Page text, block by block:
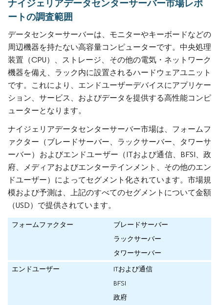
ナイジェリアデータセンターサーバー市場レポ
ートの調査範囲
データセンターサーバーは、モニターやキーボードなどの
周辺機器を持たない高容量コンピューターです。中央処理
装置（CPU）、ストレージ、その他の電気・ネットワーク
機器を備え、ラック内に設置されるハードウェアユニット
です。これにより、エンドユーザーデバイスにアプリケー
ション、サービス、およびデータを提供する高性能コンピ
ューターとなります。
ナイジェリアデータセンターサーバー市場は、フォームフ
ァクター（ブレードサーバー、ラックサーバー、タワーサ
ーバー）およびエンドユーザー（ITおよび通信、BFSI、政
府、メディアおよびエンターテインメント、その他のエン
ドユーザー）によってセグメント化されています。市場規
模および予測は、上記のすべてのセグメントについて金額
（USD）で提供されています。
フォームファクター
ブレードサーバー
ラックサーバー
タワーサーバー
エンドユーザー
ITおよび通信
BFSI
政府